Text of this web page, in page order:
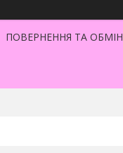
ПОВЕРНЕННЯ ТА ОБМІН